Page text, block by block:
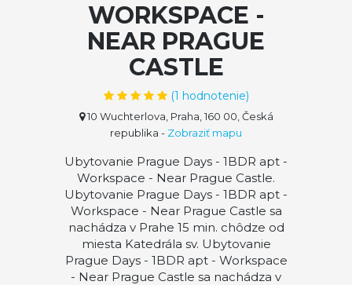
WORKSPACE -
NEAR PRAGUE
CASTLE
(1 hodnotenie)
10 Wuchterlova, Praha, 160 00, Česká
republika - Zobraziť mapu
Ubytovanie Prague Days - 1BDR apt -
Workspace - Near Prague Castle.
Ubytovanie Prague Days - 1BDR apt -
Workspace - Near Prague Castle sa
nachádza v Prahe 15 min. chôdze od
miesta Katedrála sv. Ubytovanie
Prague Days - 1BDR apt - Workspace
- Near Prague Castle sa nachádza v